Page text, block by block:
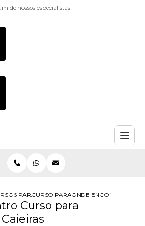
de nossos especialistas!
PARA MOTOCICLISTAS
CURSO PARA MOTOCICLISTA
ONDE ENCONTRO
Curso para